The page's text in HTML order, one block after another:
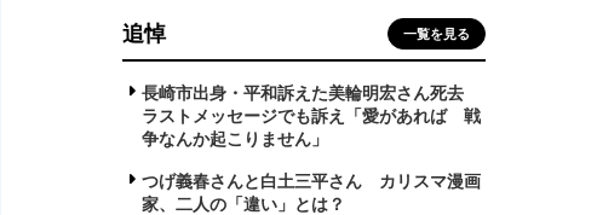
追悼 一覧を見る
長崎市出身・平和訴えた美輪明宏さん死去
ラストメッセージでも訴え「愛があれば 戦
争なんか起こりません」
つげ義春さんと白土三平さん カリスマ漫画
家、二人の「違い」とは？